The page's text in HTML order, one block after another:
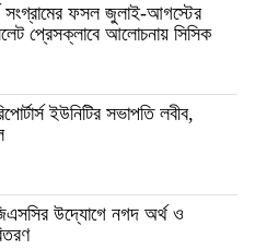
সংগ্রামের ফসল জুলাই-আগস্টের
প্রেসক্লাবে আলোচনায় সিসিক
ইউনিটির সভাপতি লবীব,
উদ্যোগে নগদ অর্থ ও